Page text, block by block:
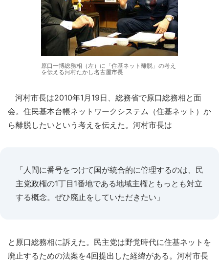
原口一博総務相（左）に「住基ネット離脱」の考え
を伝える河村たかし名古屋市長
河村市長は2010年1月19日、総務省で原口総務相と面
会。住民基本台帳ネットワークシステム（住基ネット）か
ら離脱したいという考えを伝えた。河村市長は
「人間に番号をつけて国が統合的に管理するのは、民
主党政権の1丁目1番地である地域主権ともっとも対立
する概念。ぜひ廃止をしていただきたい」
と原口総務相に訴えた。民主党は野党時代に住基ネットを
廃止するための法案を4回提出した経緯がある。河村市長